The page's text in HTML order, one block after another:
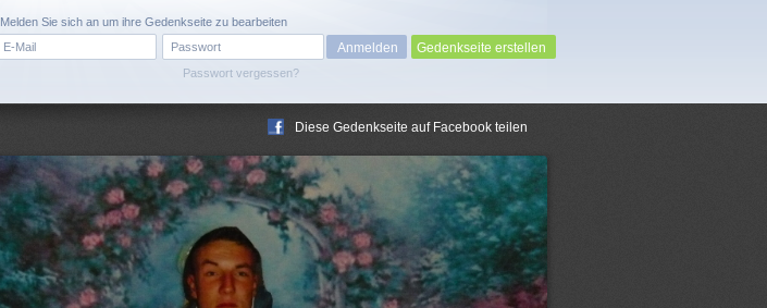
Passwort vergessen?
Melden Sie sich an um ihre Gedenkseite zu bearbeiten
Gedenkseite erstellen
Diese Gedenkseite auf Facebook teilen